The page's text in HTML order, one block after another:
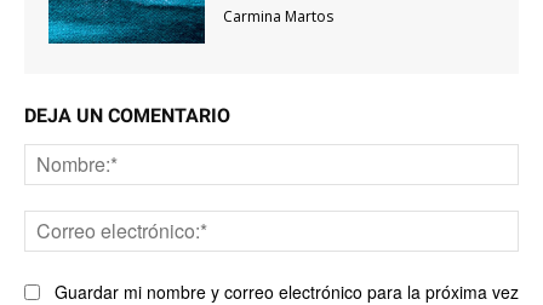
Carmina Martos
DEJA UN COMENTARIO
Guardar mi nombre y correo electrónico para la próxima vez